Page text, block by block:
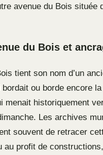
avenue du Bois située
du Bois et
tient son nom d’un
ou borde encore
historiquement
Les archives
souvent de retracer
profit de